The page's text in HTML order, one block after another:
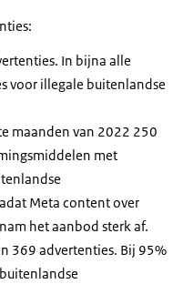
In bijna alle
voor illegale buitenlandse
maanden van 2022 250
met
Meta content over
het aanbod sterk af.
369 advertenties. Bij 95%